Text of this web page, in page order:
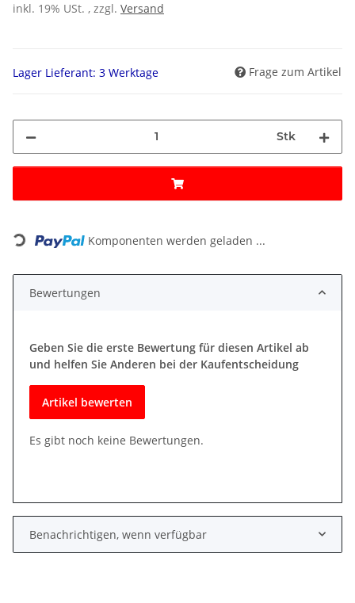
inkl. 19% USt. , zzgl. Versand
Lager Lieferant: 3 Werktage Frage zum Artikel
Stk
Loading... Komponenten werden geladen ...
Bewertungen
Geben Sie die erste Bewertung für diesen Artikel ab
und helfen Sie Anderen bei der Kaufentscheidung
Artikel bewerten
Es gibt noch keine Bewertungen.
Benachrichtigen, wenn verfügbar